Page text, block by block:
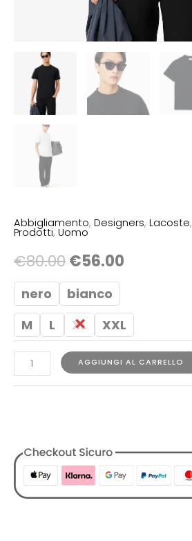
Abbigliamento, Designers, Lacoste,
Prodotti, Uomo
€80.00€56.00
nero
bianco
M
L XL XXL
AGGIUNGI AL CARRELLO